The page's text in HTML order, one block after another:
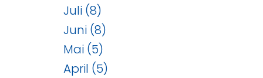
Juli (8)
Juni (8)
Mai (5)
April (5)